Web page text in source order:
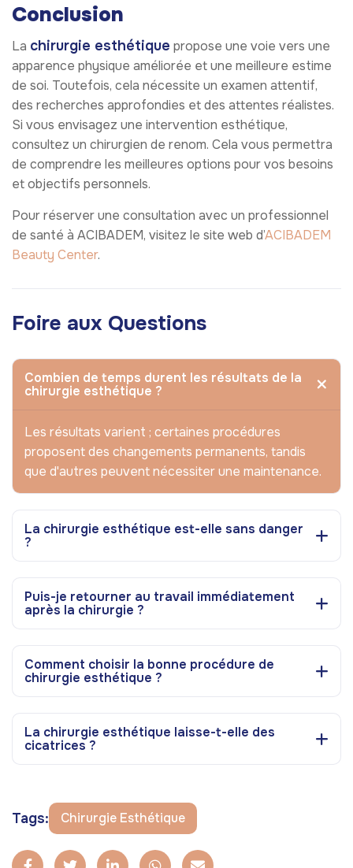
Conclusion
La chirurgie esthétique propose une voie vers une
apparence physique améliorée et une meilleure estime
de soi. Toutefois, cela nécessite un examen attentif,
des recherches approfondies et des attentes réalistes.
Si vous envisagez une intervention esthétique,
consultez un chirurgien de renom. Cela vous permettra
de comprendre les meilleures options pour vos besoins
et objectifs personnels.
Pour réserver une consultation avec un professionnel
de santé à ACIBADEM, visitez le site web d’ACIBADEM
Beauty Center.
Foire aux Questions
Combien de temps durent les résultats de la
chirurgie esthétique ?
Les résultats varient ; certaines procédures
proposent des changements permanents, tandis
que d'autres peuvent nécessiter une maintenance.
La chirurgie esthétique est-elle sans danger
?
Puis-je retourner au travail immédiatement
après la chirurgie ?
Comment choisir la bonne procédure de
chirurgie esthétique ?
La chirurgie esthétique laisse-t-elle des
cicatrices ?
Tags: Chirurgie Esthétique